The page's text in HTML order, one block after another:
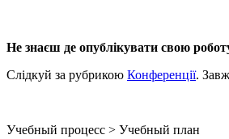
Не знаєш де опублікувати свою
Слідкуй за рубрикою Конференції.
Учебный процесс > Учебный план